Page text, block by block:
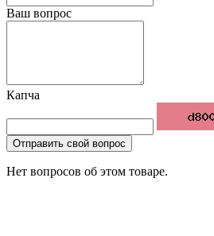
Ваш вопрос
Капча
Отправить свой вопрос
Нет вопросов об этом товаре.